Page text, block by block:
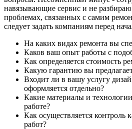
навязывающие сервис и не
проблемах, связанных с самим
следует задать компаниям перед
На каких видах ремонта вы
Каков ваш опыт работы с
Как определяется стоимость
Какую гарантию вы
Входит ли в вашу услугу
оформляется отдельно?
Какие материалы и
работе?
Как осуществляется контроль
работ?